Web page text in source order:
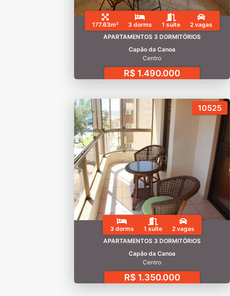
177.63m² 3 dorms 1 suíte
2 vagas
APARTAMENTOS 3 DORMITÓRIOS
Capão da Canoa
Centro
R$ 1.490.000
10525
3 dorms 1 suíte
2 vagas
APARTAMENTOS 3 DORMITÓRIOS
Capão da Canoa
Centro
R$ 1.350.000